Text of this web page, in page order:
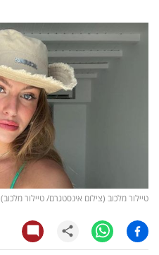
מדדים
ומחקרים
ויראלי
טלוויזיה
טיילור מלכוב (צילום אינסטגרם/ טיילור מלכוב)